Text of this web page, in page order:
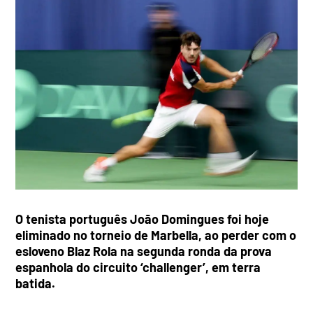
O tenista português João Domingues foi hoje
eliminado no torneio de Marbella, ao perder com o
esloveno Blaz Rola na segunda ronda da prova
espanhola do circuito ‘challenger’, em terra
batida.